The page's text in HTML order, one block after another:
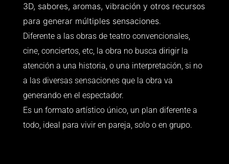
3D, sabores, aromas, vibración y otros recursos
para generar múltiples sensaciones.
Diferente a las obras de teatro convencionales,
cine, conciertos, etc, la obra no busca dirigir la
atención a una historia, o una interpretación, si no
a las diversas sensaciones que la obra va
generando en el espectador.
Es un formato artístico único, un plan diferente a
todo, ideal para vivir en pareja, solo o en grupo.